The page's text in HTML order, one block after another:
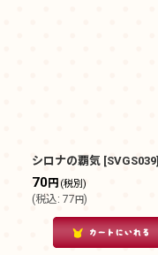
シロナの覇気 [SVGS039]
70円 (税別)
(税込: 77円)